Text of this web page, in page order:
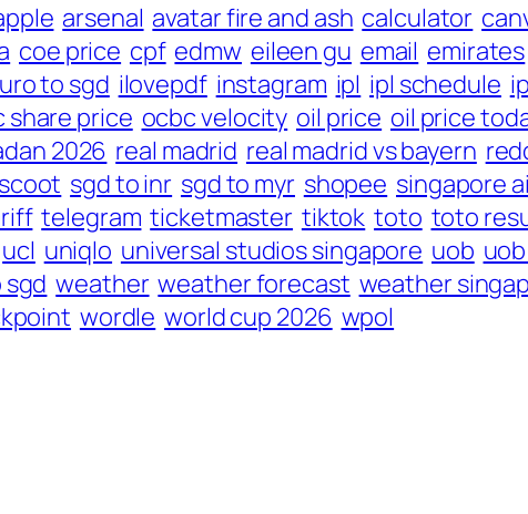
arsenal avatar fire and ash calculator
coe price cpf edmw eileen gu email emirates
to sgd ilovepdf instagram ipl ipl schedule
share price ocbc velocity oil price oil price
2026 real madrid real madrid vs bayern
scoot sgd to inr sgd to myr shopee singapore
telegram ticketmaster tiktok toto toto
ucl uniqlo universal studios singapore uob
weather weather forecast weather
wordle world cup 2026 wpol